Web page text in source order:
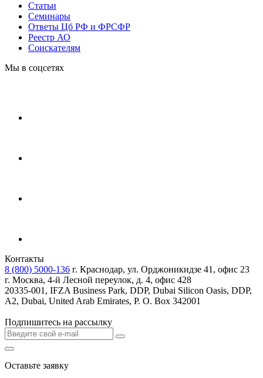
Статьи
Cеминары
Ответы Цб РФ и ФРСФР
Реестр АО
Соискателям
Мы в соцсетях
Контакты
8 (800) 5000-136 г. Краснодар, ул. Орджоникидзе 41, офис 23
г. Москва, 4-й Лесной переулок, д. 4, офис 428
20335-001, IFZA Business Park, DDP, Dubai Silicon Oasis, DDP,
A2, Dubai, United Arab Emirates, P. O. Box 342001
Подпишитесь на рассылку
Оставьте заявку